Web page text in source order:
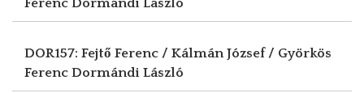
Ferenc Dormándi László
DOR157: Fejtő Ferenc / Kálmán József / Györkös
Ferenc Dormándi László